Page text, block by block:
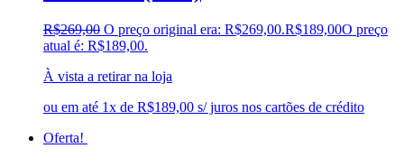
R$269,00 O preço original era: R$269,00.R$189,00O preço
atual é: R$189,00.
À vista a retirar na loja
ou em até 1x de R$189,00 s/ juros nos cartões de crédito
Oferta!